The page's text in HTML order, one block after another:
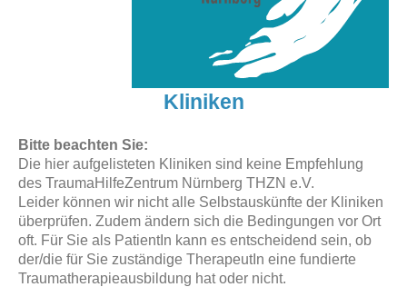
Kliniken
Bitte beachten Sie:
Die hier aufgelisteten Kliniken sind keine Empfehlung
des TraumaHilfeZentrum Nürnberg THZN e.V.
Leider können wir nicht alle Selbstauskünfte der Kliniken
überprüfen. Zudem ändern sich die Bedingungen vor Ort
oft. Für Sie als PatientIn kann es entscheidend sein, ob
der/die für Sie zuständige TherapeutIn eine fundierte
Traumatherapieausbildung hat oder nicht.